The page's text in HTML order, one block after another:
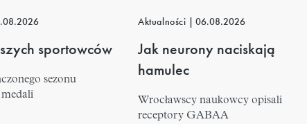
sportowców
sezonu
Aktualności 06.08.2026
Jak neurony naciskają
hamulec
Wrocławscy naukowcy opisali
receptory GABAA